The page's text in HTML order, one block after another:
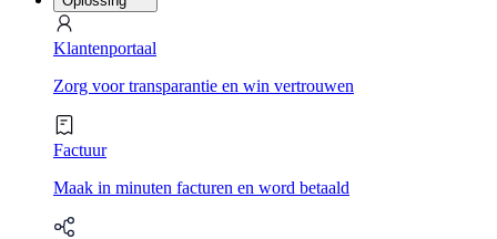
Klantenportaal
Zorg voor transparantie en win vertrouwen
Factuur
Maak in minuten facturen en word betaald